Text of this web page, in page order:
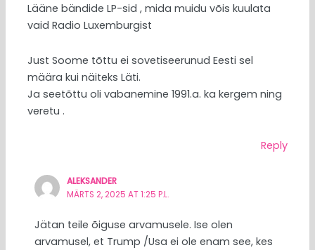
Lääne bändide LP-sid , mida muidu võis kuulata
vaid Radio Luxemburgist
Just Soome tõttu ei sovetiseerunud Eesti sel
määra kui näiteks Läti.
Ja seetõttu oli vabanemine 1991.a. ka kergem ning
veretu .
Reply
ALEKSANDER
MÄRTS 2, 2025 AT 1:25 P.L.
Jätan teile õiguse arvamusele. Ise olen
arvamusel, et Trump /Usa ei ole enam see, kes